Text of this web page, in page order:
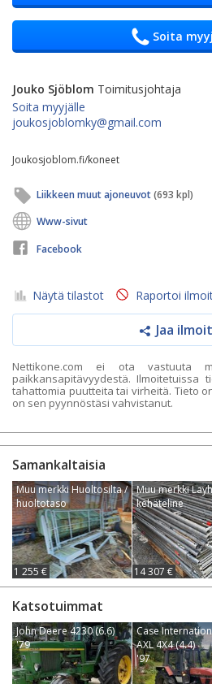
Soita
Jouko Sjöblom Toimitusjohtaja
Soita myyjälle
joukosjoblomky@gmail.com
Joukosjoblom.fi/koneet
Liikkeen muut ajoneuvot(693 kpl)
Www-sivut
Facebook
Näytä tilastot Raportoi
Jaa
Nettikone.com ei ota vastuuta
paikkansapitävyydestä. Ilmoitetuissa
tahattomia puutteita tai virheitä. Tieto
on sen pyynnöstäsi vahvistanut.
Samankaltaisia
Muu merkki Huoltosilta /
huoltotaso
1 255 €
Muu merkki
kehäteline
14 307 €
Katsotuimmat
John Deere 4230 (6.6)
'79
Case
AXL 4X4 (4.4)
'97